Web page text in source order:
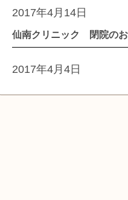
2017年4月14日
仙南クリニック 閉院の
2017年4月4日